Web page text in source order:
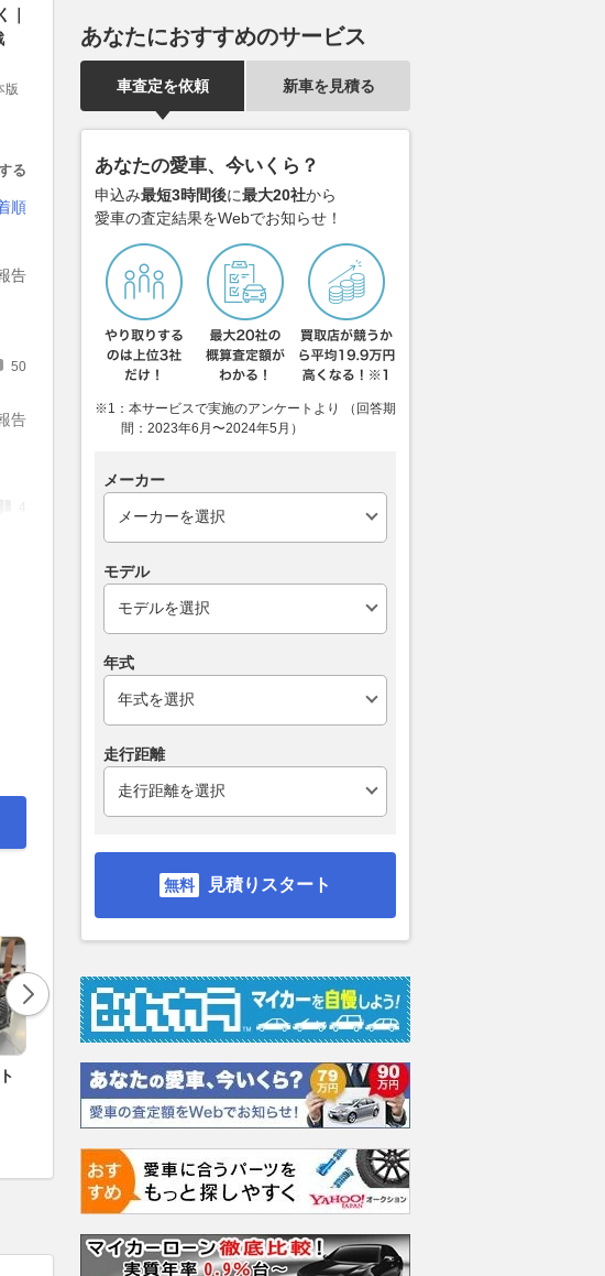
版
では品薄状態に
2026.08.08 くるまのニュース
ける予約受注がスタート
2026.08.08
カー・アンド・ドライバー
る
順
告
50
告
4
2.5 250ハイウェイス
9万円
2.5 250ハイウェイス
ターS
支払総額
204.9万円
2.5 250ハイウェイス
ターS
支払総額
343
あなたにおすすめのサービス
車査定を依頼 新車を見積る
あなたの愛車、今いくら？
申込み最短3時間後に最大20社から
愛車の査定結果をWebでお知らせ！
※1：本サービスで実施のアンケートより （回答期
間：2023年6月〜2024年5月）
メーカー
モデル
年式
走行距離
見積りスタート